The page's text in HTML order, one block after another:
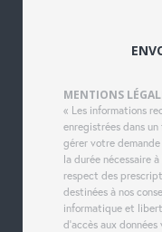
MENTIONS
« Les informations
enregistrées dans
gérer votre
la durée nécessaire
respect des
destinées à nos
informatique et
d'accès aux